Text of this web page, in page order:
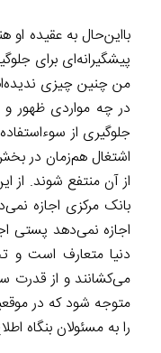
با‌این‌حال به عقیده
پیشگیرانه‌ای برای
من چنین چیزی
در چه مواردی ظهور و
جلوگیری از
اشتغال هم‌زمان در
از آن منتفع شوند. از
اجازه نمی‌دهد پستی
دنیا متعارف است و
می‌کشانند و از قدرت
متوجه شود که در
را به مسئولان بنگاه